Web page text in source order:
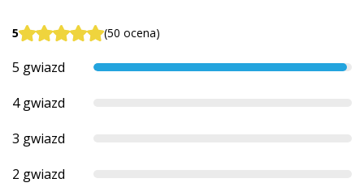
5 (50 ocena)
5 gwiazd
4 gwiazd
3 gwiazd
2 gwiazd